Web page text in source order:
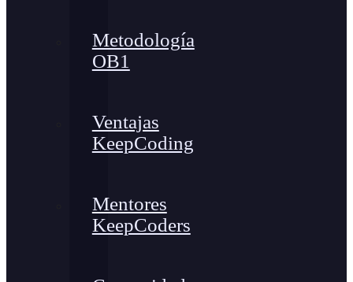
Metodología
OB1
Ventajas
KeepCoding
Mentores
KeepCoders